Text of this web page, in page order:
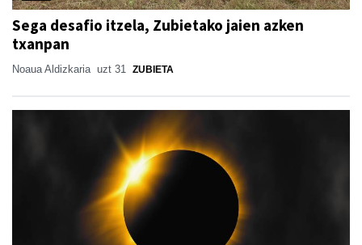
Sega desafio itzela, Zubietako jaien azken
txanpan
Noaua Aldizkaria uzt 31 ZUBIETA